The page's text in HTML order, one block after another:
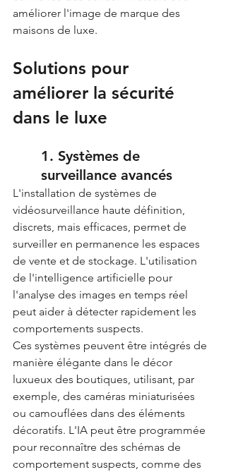
améliorer l'image de marque des
maisons de luxe.
Solutions pour
améliorer la sécurité
dans le luxe
1. Systèmes de
surveillance avancés
L'installation de systèmes de
vidéosurveillance haute définition,
discrets, mais efficaces, permet de
surveiller en permanence les espaces
de vente et de stockage. L'utilisation
de l'intelligence artificielle pour
l'analyse des images en temps réel
peut aider à détecter rapidement les
comportements suspects.
Ces systèmes peuvent être intégrés de
manière élégante dans le décor
luxueux des boutiques, utilisant, par
exemple, des caméras miniaturisées
ou camouflées dans des éléments
décoratifs. L'IA peut être programmée
pour reconnaître des schémas de
comportement suspects, comme des